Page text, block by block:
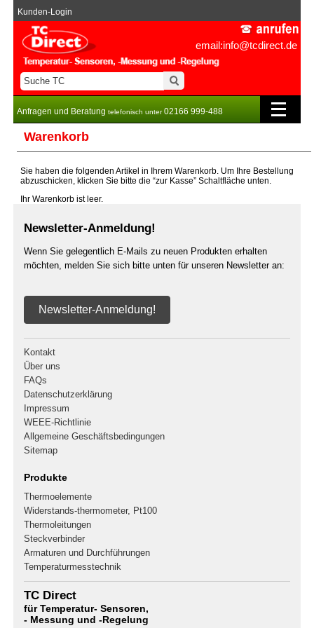
email:info@tcdirect.de
Kunden-Login
Anfragen und Beratung telefonisch unter02166 999-488
Warenkorb
Sie haben die folgenden Artikel in Ihrem Warenkorb. Um Ihre Bestellung
abzuschicken, klicken Sie bitte die “zur Kasse” Schaltfläche unten.
Ihr Warenkorb ist leer.
Newsletter-Anmeldung!
Wenn Sie gelegentlich E-Mails zu neuen Produkten erhalten
möchten, melden Sie sich bitte unten für unseren Newsletter an:
Newsletter-Anmeldung!
Kontakt
Über uns
FAQs
Datenschutzerklärung
Impressum
WEEE-Richtlinie
Allgemeine Geschäftsbedingungen
Sitemap
Produkte
Thermoelemente
Widerstands-thermometer, Pt100
Thermoleitungen
Steckverbinder
Armaturen und Durchführungen
Temperaturmesstechnik
TC Direct
für Temperatur- Sensoren,
- Messung und -Regelung